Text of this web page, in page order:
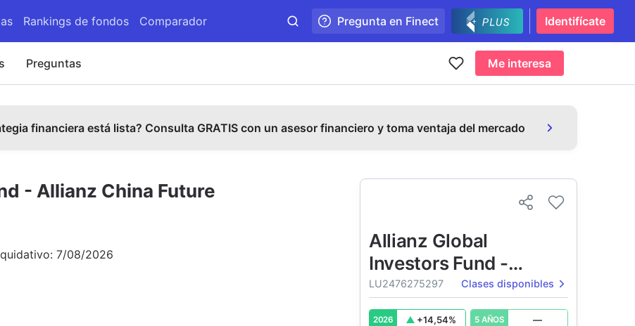
Rankings de fondos Comparador Pregunta en Finect Identifícate
Preguntas Me interesa
financiera está lista? Consulta GRATIS con un asesor financiero y toma ventaja del mercado
- Allianz China Future
7/08/2026
Allianz Global
Investors Fund -
Allianz China Future
Technologies
LU2476275297 Clases disponibles
2026 +14,54% 5 AÑOS —